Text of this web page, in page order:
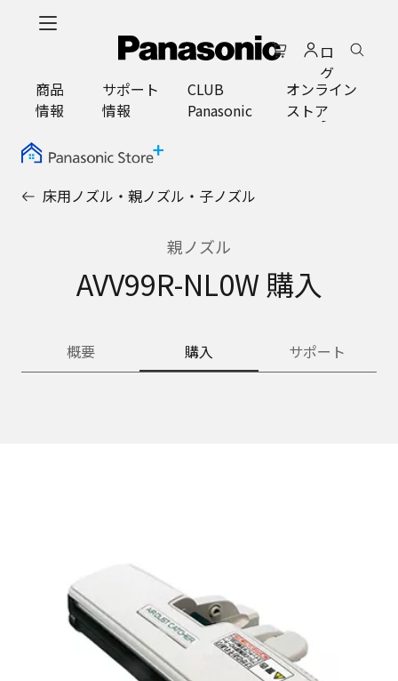
ロ
グ
イ
ン
商品
情報
サポート
情報
CLUB
Panasonic
オンライン
ストア
床用ノズル・親ノズル・子ノズル
親ノズル
AVV99R-NL0W 購入
概要 購入 サポート